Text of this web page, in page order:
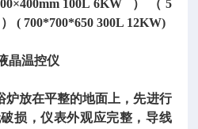
100L 6KW ） （ 5
( 700*700*650 300L 12KW)
晶温控仪
炉放在平整的地面上，先进行
损，仪表外观应完整，导线